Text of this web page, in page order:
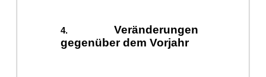
Veränderungen
gegenüber dem Vorjahr